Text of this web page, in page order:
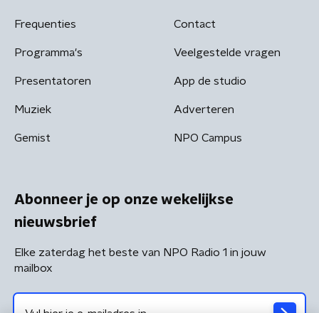
Frequenties
Programma's
Presentatoren
Muziek
Gemist
Contact
Veelgestelde vragen
App de studio
Adverteren
NPO Campus
Abonneer je op onze wekelijkse
nieuwsbrief
Elke zaterdag het beste van NPO Radio 1 in jouw
mailbox